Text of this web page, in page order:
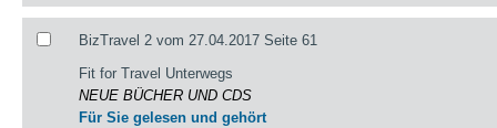
BizTravel 2 vom 27.04.2017 Seite 61
Fit for Travel Unterwegs
NEUE BÜCHER UND CDS
Für Sie gelesen und gehört